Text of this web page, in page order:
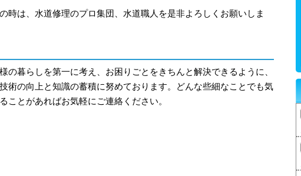
時は、水道修理のプロ集団、水道職人を是非よろしくお願いしま
の暮らしを第一に考え、お困りごとをきちんと解決できるように、
術の向上と知識の蓄積に努めております。どんな些細なことでも気
ことがあればお気軽にご連絡ください。